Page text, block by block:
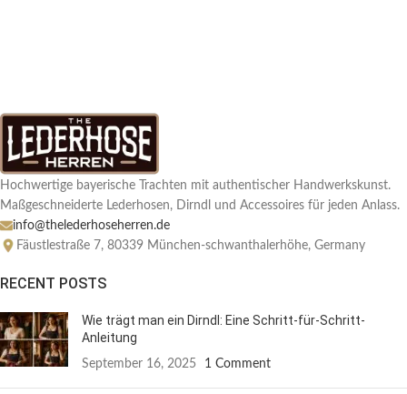
Hochwertige bayerische Trachten mit authentischer Handwerkskunst.
Maßgeschneiderte Lederhosen, Dirndl und Accessoires für jeden Anlass.
info@thelederhoseherren.de
Fäustlestraße 7, 80339 München-schwanthalerhöhe, Germany
RECENT POSTS
Wie trägt man ein Dirndl: Eine Schritt-für-Schritt-
Anleitung
September 16, 2025 1 Comment